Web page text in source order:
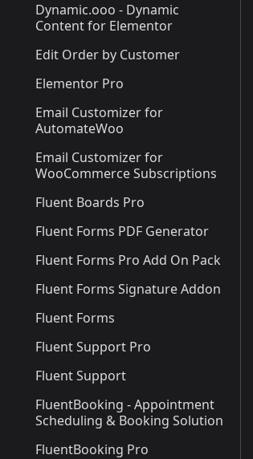
Dynamic.ooo - Dynamic
Content for Elementor
Edit Order by Customer
Elementor Pro
Email Customizer for
AutomateWoo
Email Customizer for
WooCommerce Subscriptions
Fluent Boards Pro
Fluent Forms PDF Generator
Fluent Forms Pro Add On Pack
Fluent Forms Signature Addon
Fluent Forms
Fluent Support Pro
Fluent Support
FluentBooking - Appointment
Scheduling & Booking Solution
FluentBooking Pro